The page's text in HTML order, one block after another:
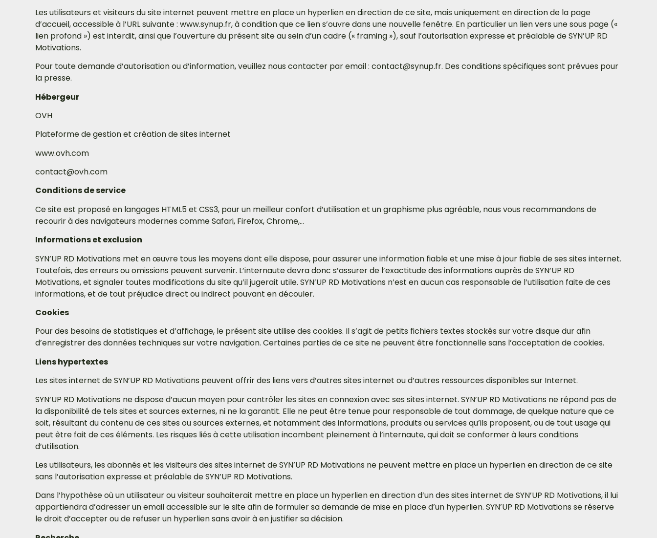
Les utilisateurs et visiteurs du site internet peuvent mettre en place un hyperlien en direction de ce site, mais uniquement en direction de la page
d’accueil, accessible à l’URL suivante : www.synup.fr, à condition que ce lien s’ouvre dans une nouvelle fenêtre. En particulier un lien vers une sous page («
lien profond ») est interdit, ainsi que l’ouverture du présent site au sein d’un cadre (« framing »), sauf l’autorisation expresse et préalable de SYN’UP RD
Motivations.
Pour toute demande d’autorisation ou d’information, veuillez nous contacter par email : contact@synup.fr. Des conditions spécifiques sont prévues pour
la presse.
Hébergeur
OVH
Plateforme de gestion et création de sites internet
www.ovh.com
contact@ovh.com
Conditions de service
Ce site est proposé en langages HTML5 et CSS3, pour un meilleur confort d’utilisation et un graphisme plus agréable, nous vous recommandons de
recourir à des navigateurs modernes comme Safari, Firefox, Chrome,…
Informations et exclusion
SYN’UP RD Motivations met en œuvre tous les moyens dont elle dispose, pour assurer une information fiable et une mise à jour fiable de ses sites internet.
Toutefois, des erreurs ou omissions peuvent survenir. L’internaute devra donc s’assurer de l’exactitude des informations auprès de SYN’UP RD
Motivations, et signaler toutes modifications du site qu’il jugerait utile. SYN’UP RD Motivations n’est en aucun cas responsable de l’utilisation faite de ces
informations, et de tout préjudice direct ou indirect pouvant en découler.
Cookies
Pour des besoins de statistiques et d’affichage, le présent site utilise des cookies. Il s’agit de petits fichiers textes stockés sur votre disque dur afin
d’enregistrer des données techniques sur votre navigation. Certaines parties de ce site ne peuvent être fonctionnelle sans l’acceptation de cookies.
Liens hypertextes
Les sites internet de SYN’UP RD Motivations peuvent offrir des liens vers d’autres sites internet ou d’autres ressources disponibles sur Internet.
SYN’UP RD Motivations ne dispose d’aucun moyen pour contrôler les sites en connexion avec ses sites internet. SYN’UP RD Motivations ne répond pas de
la disponibilité de tels sites et sources externes, ni ne la garantit. Elle ne peut être tenue pour responsable de tout dommage, de quelque nature que ce
soit, résultant du contenu de ces sites ou sources externes, et notamment des informations, produits ou services qu’ils proposent, ou de tout usage qui
peut être fait de ces éléments. Les risques liés à cette utilisation incombent pleinement à l’internaute, qui doit se conformer à leurs conditions
d’utilisation.
Les utilisateurs, les abonnés et les visiteurs des sites internet de SYN’UP RD Motivations ne peuvent mettre en place un hyperlien en direction de ce site
sans l’autorisation expresse et préalable de SYN’UP RD Motivations.
Dans l’hypothèse où un utilisateur ou visiteur souhaiterait mettre en place un hyperlien en direction d’un des sites internet de SYN’UP RD Motivations, il lui
appartiendra d’adresser un email accessible sur le site afin de formuler sa demande de mise en place d’un hyperlien. SYN’UP RD Motivations se réserve
le droit d’accepter ou de refuser un hyperlien sans avoir à en justifier sa décision.